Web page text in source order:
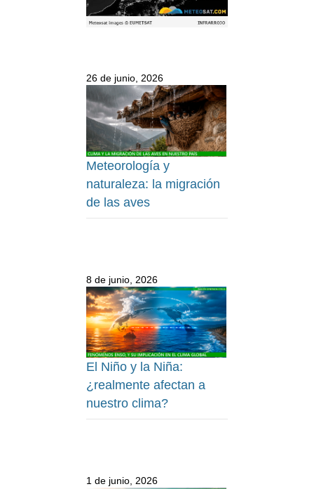
26 de junio, 2026
Meteorología y
naturaleza: la migración
de las aves
8 de junio, 2026
El Niño y la Niña:
¿realmente afectan a
nuestro clima?
1 de junio, 2026